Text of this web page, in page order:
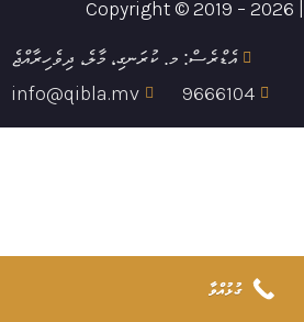
Copyright © 2019 –
އެޑްރެސް: މ. ކުރަނގި، މާލެ، ދިވެހިރާއްޖެ
9666104
info@qibla.mv
ގުޅުއްވާ